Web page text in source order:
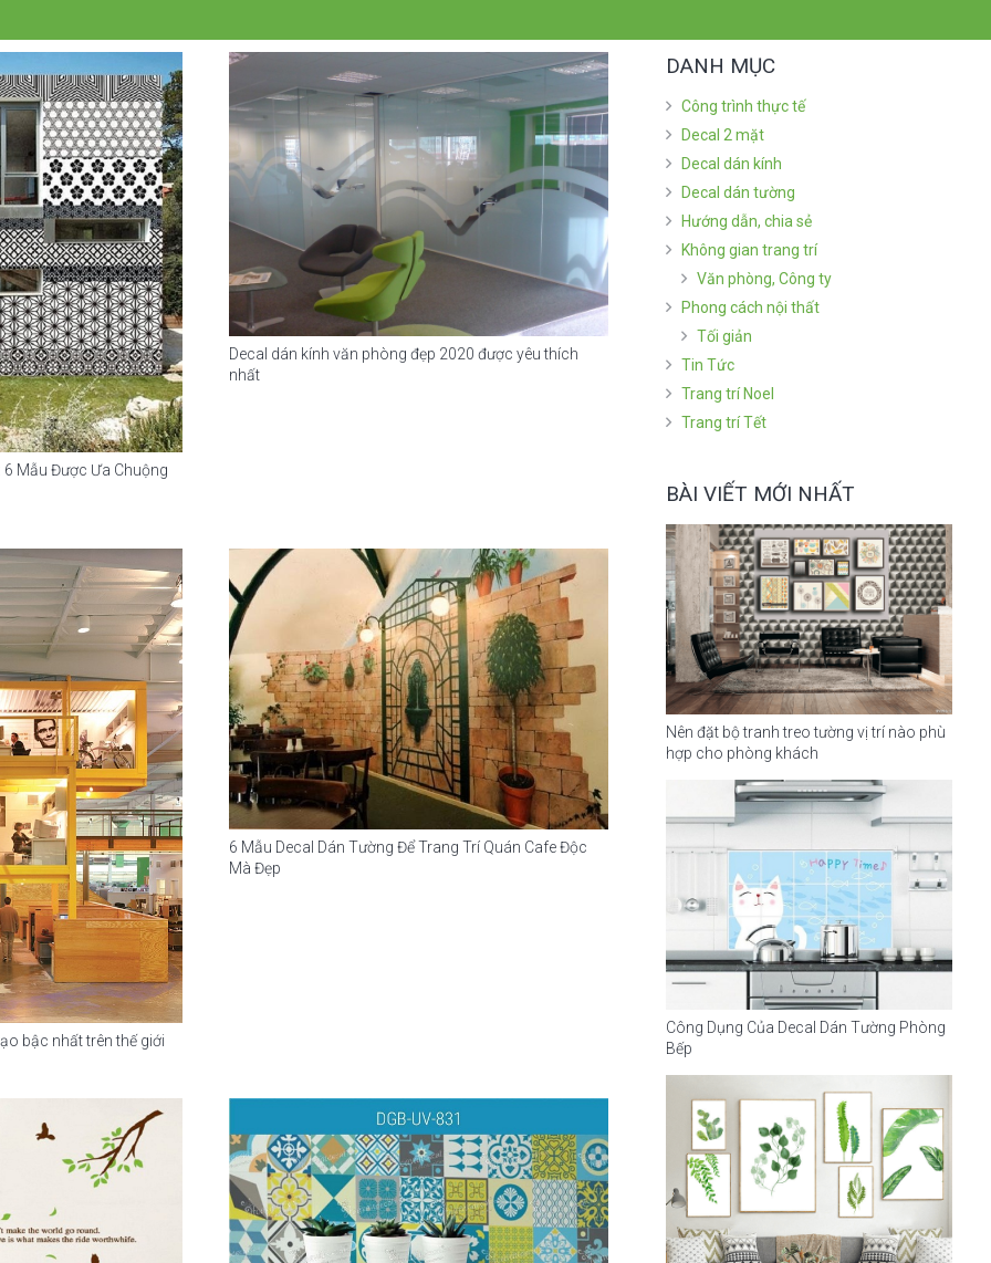
Mẫu Được Ưa Chuộng
Decal dán kính văn phòng đẹp 2020 được yêu thích
nhất
bậc nhất trên thế giới
6 Mẫu Decal Dán Tường Để Trang Trí Quán Cafe Độc
Mà Đẹp
DANH MỤC
Công trình thực tế
Decal 2 mặt
Decal dán kính
Decal dán tường
Hướng dẫn, chia sẻ
Không gian trang trí
Văn phòng, Công ty
Phong cách nội thất
Tối giản
Tin Tức
Trang trí Noel
Trang trí Tết
BÀI VIẾT MỚI NHẤT
Nên đặt bộ tranh treo tường vị trí nào phù
hợp cho phòng khách
Công Dụng Của Decal Dán Tường Phòng
Bếp